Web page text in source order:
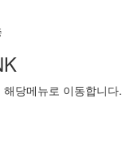
당메뉴로 이동합니다.